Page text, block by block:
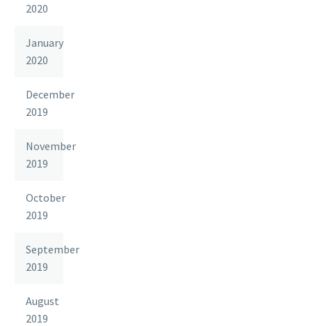
2020
January
2020
December
2019
November
2019
October
2019
September
2019
August
2019